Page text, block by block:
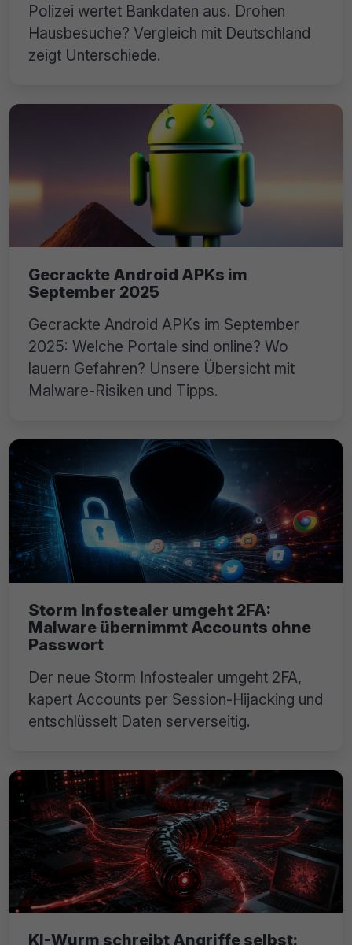
Polizei wertet Bankdaten aus. Drohen
Hausbesuche? Vergleich mit Deutschland
zeigt Unterschiede.
Gecrackte Android APKs im
September 2025
Gecrackte Android APKs im September
2025: Welche Portale sind online? Wo
lauern Gefahren? Unsere Übersicht mit
Malware-Risiken und Tipps.
Storm Infostealer umgeht 2FA:
Malware übernimmt Accounts ohne
Passwort
Der neue Storm Infostealer umgeht 2FA,
kapert Accounts per Session-Hijacking und
entschlüsselt Daten serverseitig.
KI-Wurm schreibt Angriffe selbst: